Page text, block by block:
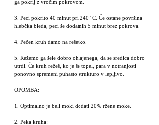
ga pokrij z vročim pokrovom.
3. Peci pokrito 40 minut pri 240 °C. Če ostane površina
hlebčka bleda, peci še dodatnih 5 minut brez pokrova.
4. Pečen kruh damo na rešetko.
5. Režemo ga šele dobro ohlajenega, da se sredica dobro
utrdi. Če kruh režeš, ko je še topel, para v notranjosti
ponovno spremeni puhasto strukturo v lepljivo.
OPOMBA:
1. Optimalno je beli moki dodati 20% ržene moke.
2. Peka kruha: